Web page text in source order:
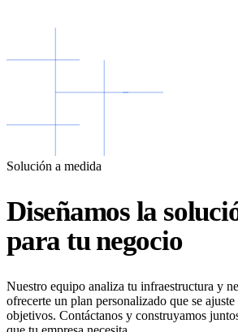
Solución a medida
Diseñamos la
para tu negocio
Nuestro equipo analiza tu infraestructura y
ofrecerte un plan personalizado que se
objetivos. Contáctanos y construyamos